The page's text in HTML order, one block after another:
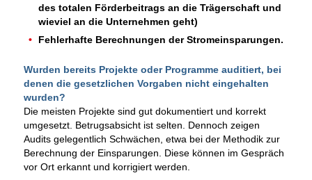
des totalen Förderbeitrags an die Trägerschaft und
wieviel an die Unternehmen geht)
Fehlerhafte Berechnungen der Stromeinsparungen.
Wurden bereits Projekte oder Programme auditiert, bei
denen die gesetzlichen Vorgaben nicht eingehalten
wurden?
Die meisten Projekte sind gut dokumentiert und korrekt
umgesetzt. Betrugsabsicht ist selten. Dennoch zeigen
Audits gelegentlich Schwächen, etwa bei der Methodik zur
Berechnung der Einsparungen. Diese können im Gespräch
vor Ort erkannt und korrigiert werden.